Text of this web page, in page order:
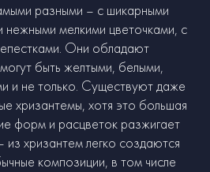
разными – с шикарными
нежными мелкими цветочками, с
Они обладают
быть желтыми, белыми,
и не только. Существуют даже
хризантемы, хотя это большая
форм и расцветок разжигает
хризантем легко создаются
композиции, в том числе